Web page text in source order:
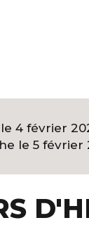
le 4 février
le 5 février